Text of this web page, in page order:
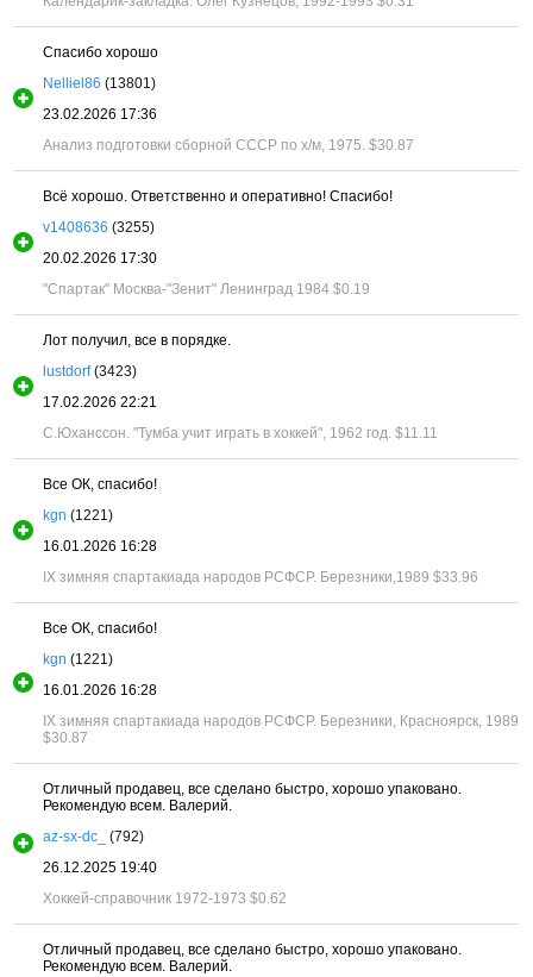
Спасибо хорошо
Nelliel86 (13801)
23.02.2026 17:36
Анализ подготовки сборной СССР по х/м, 1975. $30.87
Всё хорошо. Ответственно и оперативно! Спасибо!
v1408636 (3255)
20.02.2026 17:30
"Спартак" Москва-"Зенит" Ленинград 1984 $0.19
Лот получил, все в порядке.
lustdorf (3423)
17.02.2026 22:21
С.Юханссон. "Тумба учит играть в хоккей", 1962 год. $11.11
Все ОК, спасибо!
kgn (1221)
16.01.2026 16:28
IX зимняя спартакиада народов РСФСР. Березники,1989 $33.96
Все ОК, спасибо!
kgn (1221)
16.01.2026 16:28
IX зимняя спартакиада народов РСФСР. Березники, Красноярск, 1989
$30.87
Отличный продавец, все сделано быстро, хорошо упаковано.
Рекомендую всем. Валерий.
az-sx-dc_
(792)
26.12.2025 19:40
Хоккей-справочник 1972-1973 $0.62
Отличный продавец, все сделано быстро, хорошо упаковано.
Рекомендую всем. Валерий.